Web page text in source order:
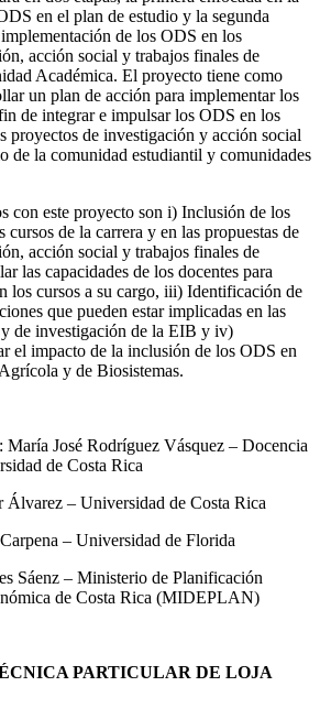
en el plan de estudio y la segunda
de los ODS en los
acción social y trabajos finales de
Académica. El proyecto tiene como
un plan de acción para implementar los
de integrar e impulsar los ODS en los
proyectos de investigación y acción social
de la comunidad estudiantil y comunidades
con este proyecto son i) Inclusión de los
de la carrera y en las propuestas de
acción social y trabajos finales de
las capacidades de los docentes para
los cursos a su cargo, iii) Identificación de
que pueden estar implicadas en las
y de investigación de la EIB y iv)
el impacto de la inclusión de los ODS en
y de Biosistemas.
José Rodríguez Vásquez – Docencia
de Costa Rica
Álvarez – Universidad de Costa Rica
– Universidad de Florida
Sáenz – Ministerio de Planificación
de Costa Rica (MIDEPLAN)
PARTICULAR DE LOJA